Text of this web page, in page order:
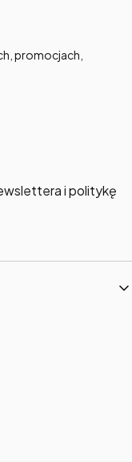
promocjach,
i politykę